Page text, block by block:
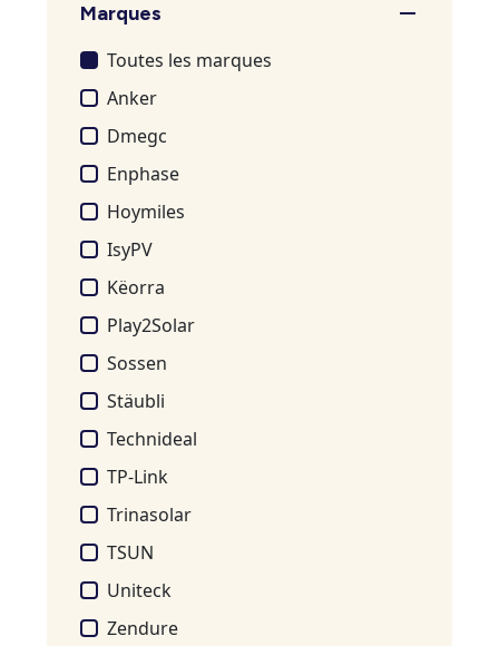
Marques
Toutes les marques
Anker
Dmegc
Enphase
Hoymiles
IsyPV
Këorra
Play2Solar
Sossen
Stäubli
Technideal
TP-Link
Trinasolar
TSUN
Uniteck
Zendure